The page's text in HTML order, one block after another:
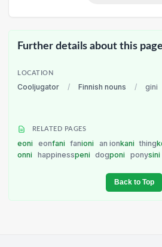
Further details about this page
LOCATION
Cooljugator / Finnish nouns / gini
RELATED PAGES
eoni eonfani fanioni an ionkani thing
onni
happinesspeni dogponi ponysini
Back to Top